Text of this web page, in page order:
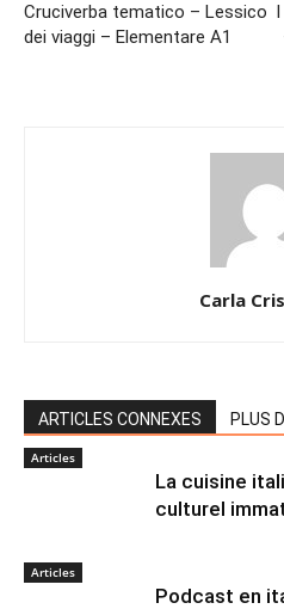
Cruciverba tematico – Lessico
dei viaggi – Elementare A1
Carla
ARTICLES CONNEXES PLUS
Articles
La cuisine
culturel
Articles
Podcast en